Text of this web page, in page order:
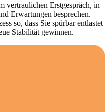
vertraulichen Erstgespräch, in
Erwartungen besprechen.
so, dass Sie spürbar entlastet
Stabilität gewinnen.